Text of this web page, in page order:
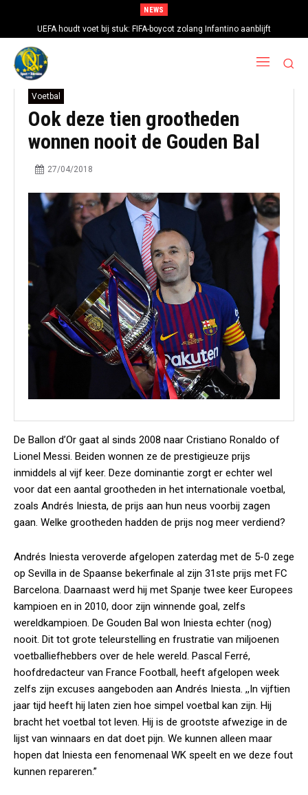
NEWS
UEFA houdt voet bij stuk: FIFA-boycot zolang Infantino aanblijft
Voetbal
Ook deze tien grootheden
wonnen nooit de Gouden Bal
27/04/2018
De Ballon d’Or gaat al sinds 2008 naar Cristiano Ronaldo of
Lionel Messi. Beiden wonnen ze de prestigieuze prijs
inmiddels al vijf keer. Deze dominantie zorgt er echter wel
voor dat een aantal grootheden in het internationale voetbal,
zoals Andrés Iniesta, de prijs aan hun neus voorbij zagen
gaan. Welke grootheden hadden de prijs nog meer verdiend?
Andrés Iniesta veroverde afgelopen zaterdag met de 5-0 zege
op Sevilla in de Spaanse bekerfinale al zijn 31ste prijs met FC
Barcelona. Daarnaast werd hij met Spanje twee keer Europees
kampioen en in 2010, door zijn winnende goal, zelfs
wereldkampioen. De Gouden Bal won Iniesta echter (nog)
nooit. Dit tot grote teleurstelling en frustratie van miljoenen
voetballiefhebbers over de hele wereld. Pascal Ferré,
hoofdredacteur van France Football, heeft afgelopen week
zelfs zijn excuses aangeboden aan Andrés Iniesta. ,,In vijftien
jaar tijd heeft hij laten zien hoe simpel voetbal kan zijn. Hij
bracht het voetbal tot leven. Hij is de grootste afwezige in de
lijst van winnaars en dat doet pijn. We kunnen alleen maar
hopen dat Iniesta een fenomenaal WK speelt en we deze fout
kunnen repareren.”